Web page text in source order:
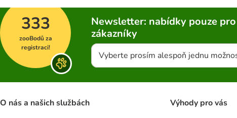
333
zooBodů za
registraci!
Newsletter: nabídky pouze
zákazníky
Vyberte prosím alespoň jednu
O nás a našich službách Výhody pro vás